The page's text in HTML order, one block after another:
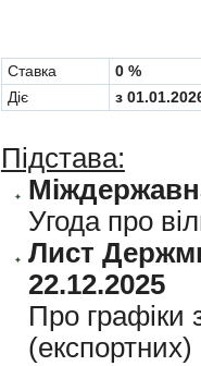
Cтавка
0 %
Діє
з
Підстава:
Угода про
Лист
22.12.2025
Про графiки